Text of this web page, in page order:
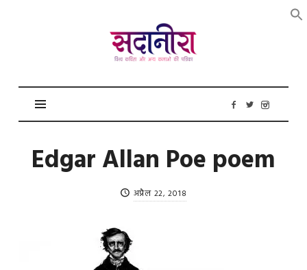
सदानीरा
Edgar Allan Poe poem
अप्रैल 22, 2018